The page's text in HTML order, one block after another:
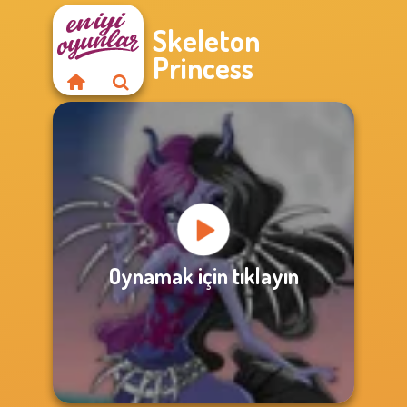
Skeleton
Princess
Oynamak için tıklayın